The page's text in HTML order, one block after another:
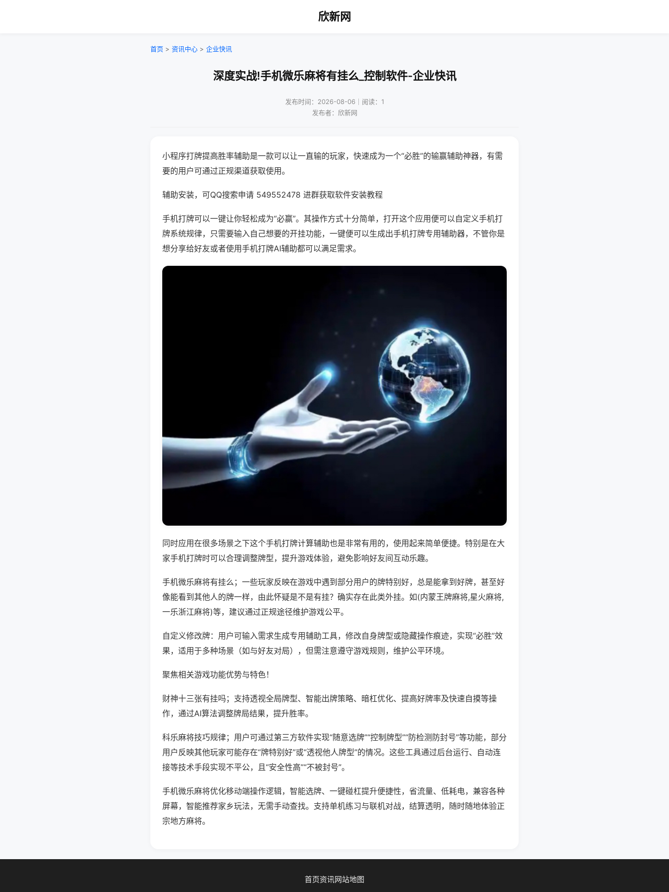
欣新网
首页 > 资讯中心 > 企业快讯
深度实战!手机微乐麻将有挂么_控制软件-企业快讯
发布时间：2026-08-06｜阅读：1
发布者：欣新网
小程序打牌提高胜率辅助是一款可以让一直输的玩家，快速成为一个“必胜”的输赢辅助神器，有需
要的用户可通过正规渠道获取使用。
辅助安装，可QQ搜索申请 549552478 进群获取软件安装教程
手机打牌可以一键让你轻松成为“必赢”。其操作方式十分简单，打开这个应用便可以自定义手机打
牌系统规律，只需要输入自己想要的开挂功能，一键便可以生成出手机打牌专用辅助器，不管你是
想分享给好友或者使用手机打牌AI辅助都可以满足需求。
同时应用在很多场景之下这个手机打牌计算辅助也是非常有用的，使用起来简单便捷。特别是在大
家手机打牌时可以合理调整牌型，提升游戏体验，避免影响好友间互动乐趣。
手机微乐麻将有挂么；一些玩家反映在游戏中遇到部分用户的牌特别好，总是能拿到好牌，甚至好
像能看到其他人的牌一样，由此怀疑是不是有挂？确实存在此类外挂。如(内蒙王牌麻将,星火麻将,
一乐浙江麻将)等，建议通过正规途径维护游戏公平。
自定义修改牌：用户可输入需求生成专用辅助工具，修改自身牌型或隐藏操作痕迹，实现“必胜”效
果，适用于多种场景（如与好友对局），但需注意遵守游戏规则，维护公平环境。
聚焦相关游戏功能优势与特色！
财神十三张有挂吗；支持透视全局牌型、智能出牌策略、暗杠优化、提高好牌率及快速自摸等操
作，通过AI算法调整牌局结果，提升胜率。
科乐麻将技巧规律；用户可通过第三方软件实现“随意选牌”“控制牌型”“防检测防封号”等功能，部分
用户反映其他玩家可能存在“牌特别好”或“透视他人牌型”的情况。这些工具通过后台运行、自动连
接等技术手段实现不平公，且“安全性高”“不被封号”。
手机微乐麻将优化移动端操作逻辑，智能选牌、一键碰杠提升便捷性，省流量、低耗电，兼容各种
屏幕，智能推荐家乡玩法，无需手动查找。支持单机练习与联机对战，结算透明，随时随地体验正
宗地方麻将。
首页资讯网站地图